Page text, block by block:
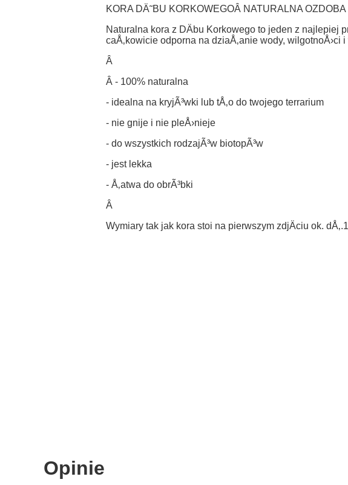
KORA DÄ˜BU KORKOWEGOÂ NATURALNA
Naturalna kora z DÄbu Korkowego to jeden z najlepiej
caÅ‚kowicie odporna na dziaÅ‚anie wody, wilgotnoÅ›ci
Â
Â - 100% naturalna
- idealna na kryjÃ³wki lub tÅ‚o do twojego terrarium
- nie gnije i nie pleÅ›nieje
- do wszystkich rodzajÃ³w biotopÃ³w
- jest lekka
- Å‚atwa do obrÃ³bki
Â
Wymiary tak jak kora stoi na pierwszym zdjÄciu ok.
Opinie